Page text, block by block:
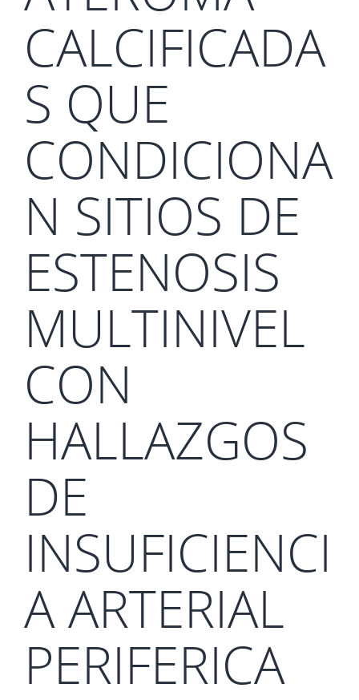
CALCIFICADA
S QUE
CONDICIONA
N SITIOS DE
ESTENOSIS
MULTINIVEL
CON
HALLAZGOS
DE
INSUFICIENCI
A ARTERIAL
PERIFERICA